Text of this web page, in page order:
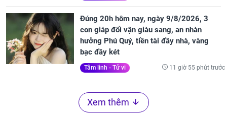
Đúng 20h hôm nay, ngày 9/8/2026, 3
con giáp đổi vận giàu sang, an nhàn
hưởng Phú Quý, tiền tài đầy nhà, vàng
bạc đầy két
Tâm linh - Tử vi 11 giờ 55 phút trước
Xem thêm